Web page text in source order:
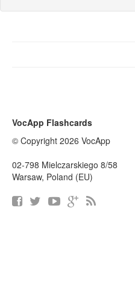
VocApp Flashcards
© Copyright 2026 VocApp
02-798 Mielczarskiego 8/58
Warsaw, Poland (EU)